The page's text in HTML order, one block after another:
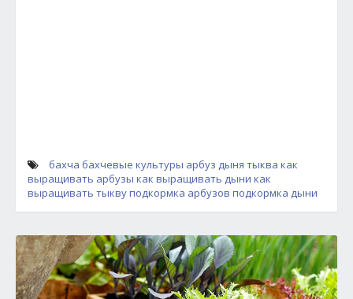
бахча бахчевые культуры арбуз дыня тыква как
выращивать арбузы как выращивать дыни как
выращивать тыквуподкормка арбузов подкормка дыни